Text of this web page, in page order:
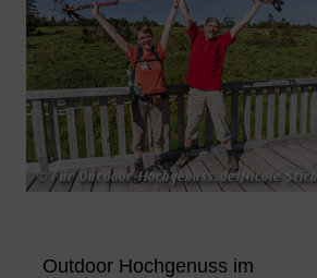
Outdoor Hochgenuss im